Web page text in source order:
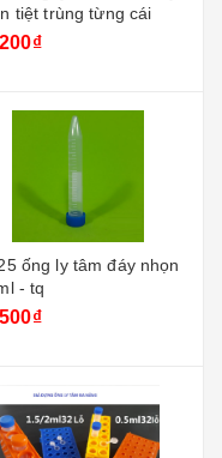
tiệt trùng từng cái
ống ly tâm đáy nhọn
- tq